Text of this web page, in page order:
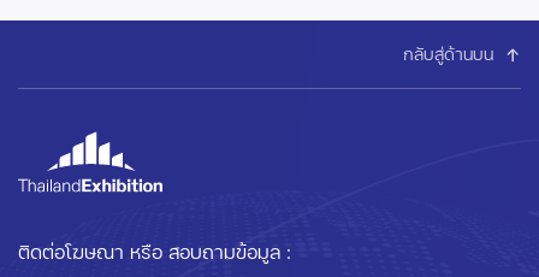
กลับสู่ด้านบน
ติดต่อโฆษณา หรือ สอบถามข้อมูล :